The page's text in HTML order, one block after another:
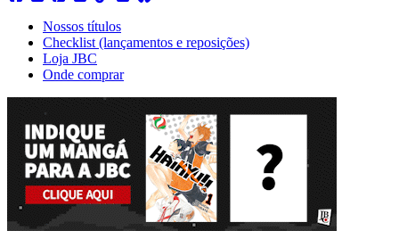
Nossos títulos
Checklist (lançamentos e reposições)
Loja JBC
Onde comprar